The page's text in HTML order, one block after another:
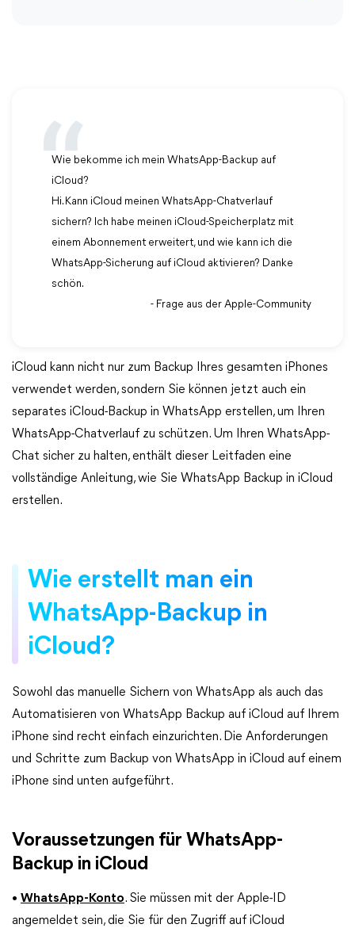
Wie bekomme ich mein WhatsApp-Backup auf
iCloud?
Hi. Kann iCloud meinen WhatsApp-Chatverlauf
sichern? Ich habe meinen iCloud-Speicherplatz mit
einem Abonnement erweitert, und wie kann ich die
WhatsApp-Sicherung auf iCloud aktivieren? Danke
schön.
- Frage aus der Apple-Community
iCloud kann nicht nur zum Backup Ihres gesamten iPhones
verwendet werden, sondern Sie können jetzt auch ein
separates iCloud-Backup in WhatsApp erstellen, um Ihren
WhatsApp-Chatverlauf zu schützen. Um Ihren WhatsApp-
Chat sicher zu halten, enthält dieser Leitfaden eine
vollständige Anleitung, wie Sie WhatsApp Backup in iCloud
erstellen.
Wie erstellt man ein
WhatsApp-Backup in
iCloud?
Sowohl das manuelle Sichern von WhatsApp als auch das
Automatisieren von WhatsApp Backup auf iCloud auf Ihrem
iPhone sind recht einfach einzurichten. Die Anforderungen
und Schritte zum Backup von WhatsApp in iCloud auf einem
iPhone sind unten aufgeführt.
Voraussetzungen für WhatsApp-
Backup in iCloud
• WhatsApp-Konto. Sie müssen mit der Apple-ID
angemeldet sein, die Sie für den Zugriff auf iCloud